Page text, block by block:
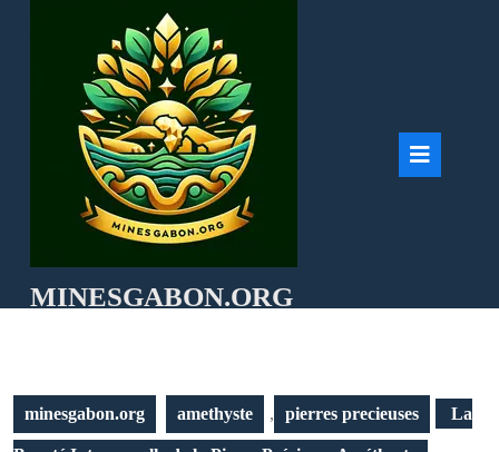
MINESGABON.ORG
minesgabon.org amethyste , pierres precieuses La